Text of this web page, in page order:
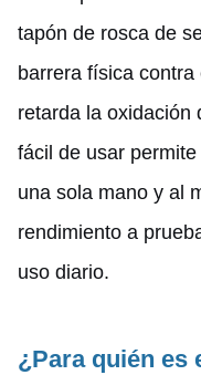
tapón de rosca de
barrera física
retarda la oxidación
fácil de usar
una sola mano y al
rendimiento a
uso diario.
¿Para quién es